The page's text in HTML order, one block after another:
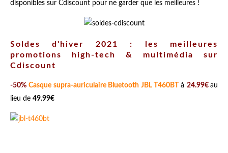
disponibles sur Cdiscount pour ne garder que les meilleures !
Soldes d'hiver 2021 : les meilleures
promotions high-tech & multimédia sur
Cdiscount
-50% Casque supra-auriculaire Bluetooth JBL T460BT à 24.99€ au
lieu de 49.99€